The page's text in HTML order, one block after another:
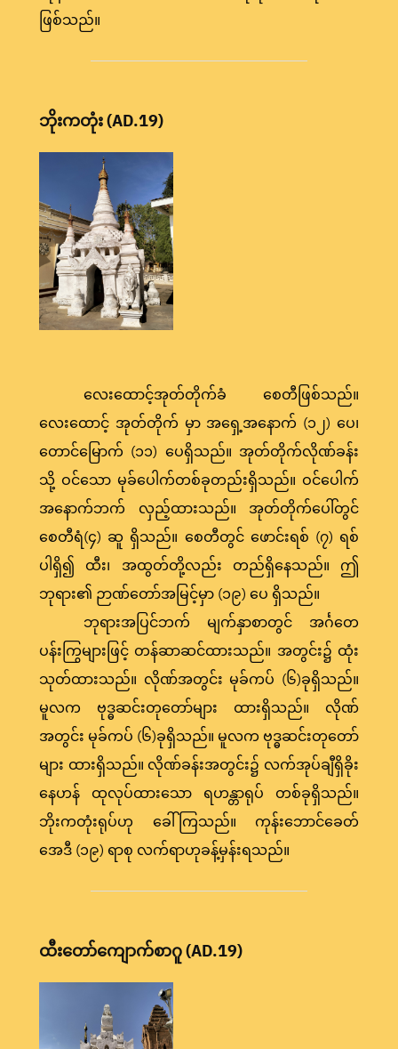
ဖြစ်သည်။
ဘိုးကတုံး (AD.19)
လေးထောင့်အုတ်တိုက်ခံ စေတီဖြစ်သည်။
လေးထောင့် အုတ်တိုက် မှာ အရှေ့အနောက် (၁၂) ပေ၊
တောင်မြောက် (၁၁) ပေရှိသည်။ အုတ်တိုက်လိုဏ်ခန်း
သို့ ဝင်သော မုခ်ပေါက်တစ်ခုတည်းရှိသည်။ ဝင်ပေါက်
အနောက်ဘက် လှည့်ထားသည်။ အုတ်တိုက်ပေါ်တွင်
စေတီရံ(၄) ဆူ ရှိသည်။ စေတီတွင် ဖောင်းရစ် (၇) ရစ်
ပါရှိ၍ ထီး၊ အထွတ်တို့လည်း တည်ရှိနေသည်။ ဤ
ဘုရား၏ ဉာဏ်တော်အမြင့်မှာ (၁၉) ပေ ရှိသည်။
ဘုရားအပြင်ဘက် မျက်နှာစာတွင် အင်္ဂတေ
ပန်းကြွများဖြင့် တန်ဆာဆင်ထားသည်။ အတွင်း၌ ထုံး
သုတ်ထားသည်။ လိုဏ်အတွင်း မုခ်ကပ် (၆)ခုရှိသည်။
မူလက ဗုဒ္ဓဆင်းတုတော်များ ထားရှိသည်။ လိုဏ်
အတွင်း မုခ်ကပ် (၆)ခုရှိသည်။ မူလက ဗုဒ္ဓဆင်းတုတော်
များ ထားရှိသည်။ လိုဏ်ခန်းအတွင်း၌ လက်အုပ်ချီရှိခိုး
နေဟန် ထုလုပ်ထားသော ရဟန္တာရုပ် တစ်ခုရှိသည်။
ဘိုးကတုံးရုပ်ဟု ခေါ်ကြသည်။ ကုန်းဘောင်ခေတ်
အေဒီ (၁၉) ရာစု လက်ရာဟုခန့်မှန်းရသည်။
ထီးတော်ကျောက်စာဂူ (AD.19)